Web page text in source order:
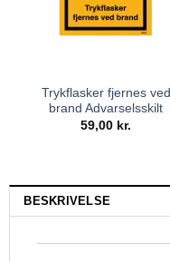
Trykflasker fjernes ved
brand Advarselsskilt
59,00 kr.
BESKRIVELSE